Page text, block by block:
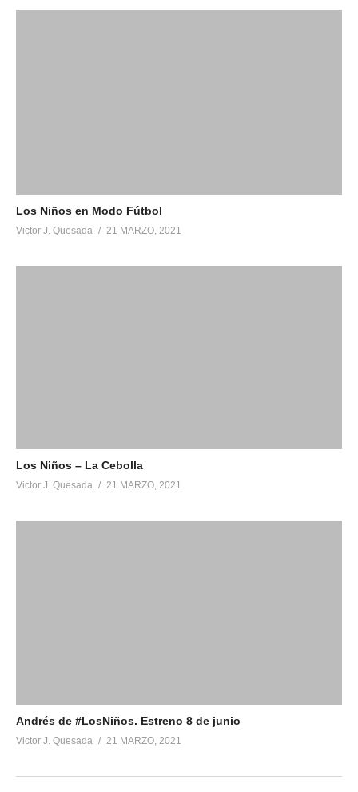
Los Niños en Modo Fútbol
Victor J. Quesada 21 MARZO, 2021
Los Niños – La Cebolla
Victor J. Quesada 21 MARZO, 2021
Andrés de #LosNiños​. Estreno 8 de junio
Victor J. Quesada 21 MARZO, 2021